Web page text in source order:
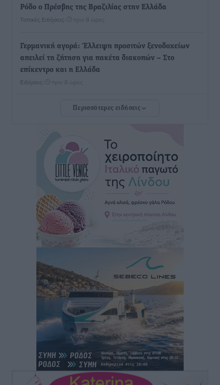
Ρόδο ο Πρέσβης της Βραζιλίας στην Ελλάδα
Τοπικές Ειδήσεις πριν 8 ώρες
Γερμανική αγορά: Έλλειψη προσιτών ξενοδοχείων
απειλεί τη ζήτηση για πακέτα διακοπών – Στο
επίκεντρο και η Ελλάδα
Ειδήσεις πριν 8 ώρες
Νέο ξενοδοχείο στη Ρόδο για την H Hotels –
στην Κω
Τοπικές Ειδήσεις • πριν 8 ώρες
Αυτοκίνητο μπήκε παράνομα σε μονόδρομο στο
Μαστιχάρι – Αναποδογύρισε όχημα με μητέρα και
5χρονο παιδί
Τοπικές Ειδήσεις• πριν 8 ώρες
“Η Ευρώπη αντιμετώπιζε το προσφυγικό σαν ταινία
τρόμου” – Η συγκλονιστική μαρτυρία της Χαρούλας
Γιασιράνη στον RV για τα γεγονότα που οδήγησαν στο
Σύμφωνο της Λέρου
Τοπικές Ειδήσεις • πριν 8 ώρες
Συναυλία με τον Γιάννη Κότσιρα στις 21 Αυγούστου
Πολιτιστικά• πριν 8 ώρες
Έκτακτη συνεδρίαση της Δημοτικής Επιτροπής Ρόδου
αύριο Παρασκευή 7 Αυγούστου
Τοπικές Ειδήσεις• πριν 8 ώρες
Περισσότερες ειδήσεις